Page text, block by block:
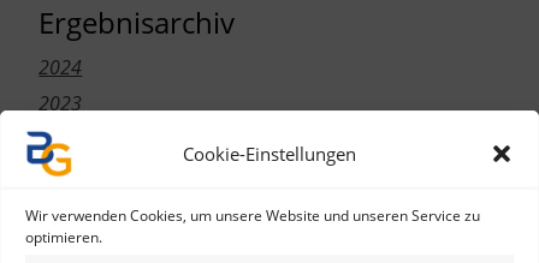
Cookie-Einstellungen
Wir verwenden Cookies, um unsere Website und unseren Service zu
optimieren.
Ergebnisarchiv
2024
2023
2022
2021 (Pandemiebedingt ausgefallen)
2020 (Pandemiebedingt ausgefallen)
2019